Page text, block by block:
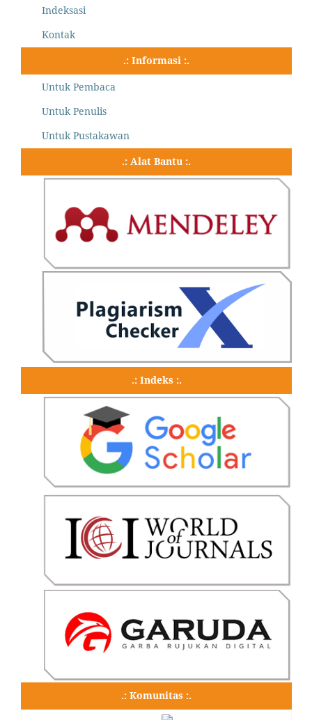
Indeksasi
Kontak
.: Informasi :.
Untuk Pembaca
Untuk Penulis
Untuk Pustakawan
.: Alat Bantu :.
.: Indeks :.
.: Komunitas :.